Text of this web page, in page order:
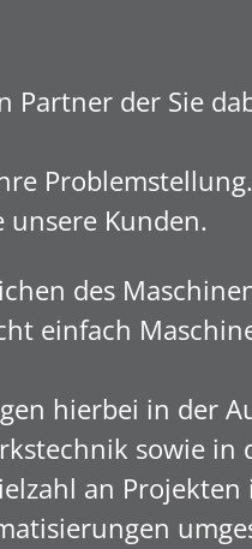
Partner der Sie
Kunden.
des
einfach
hierbei in der
sowie in
an